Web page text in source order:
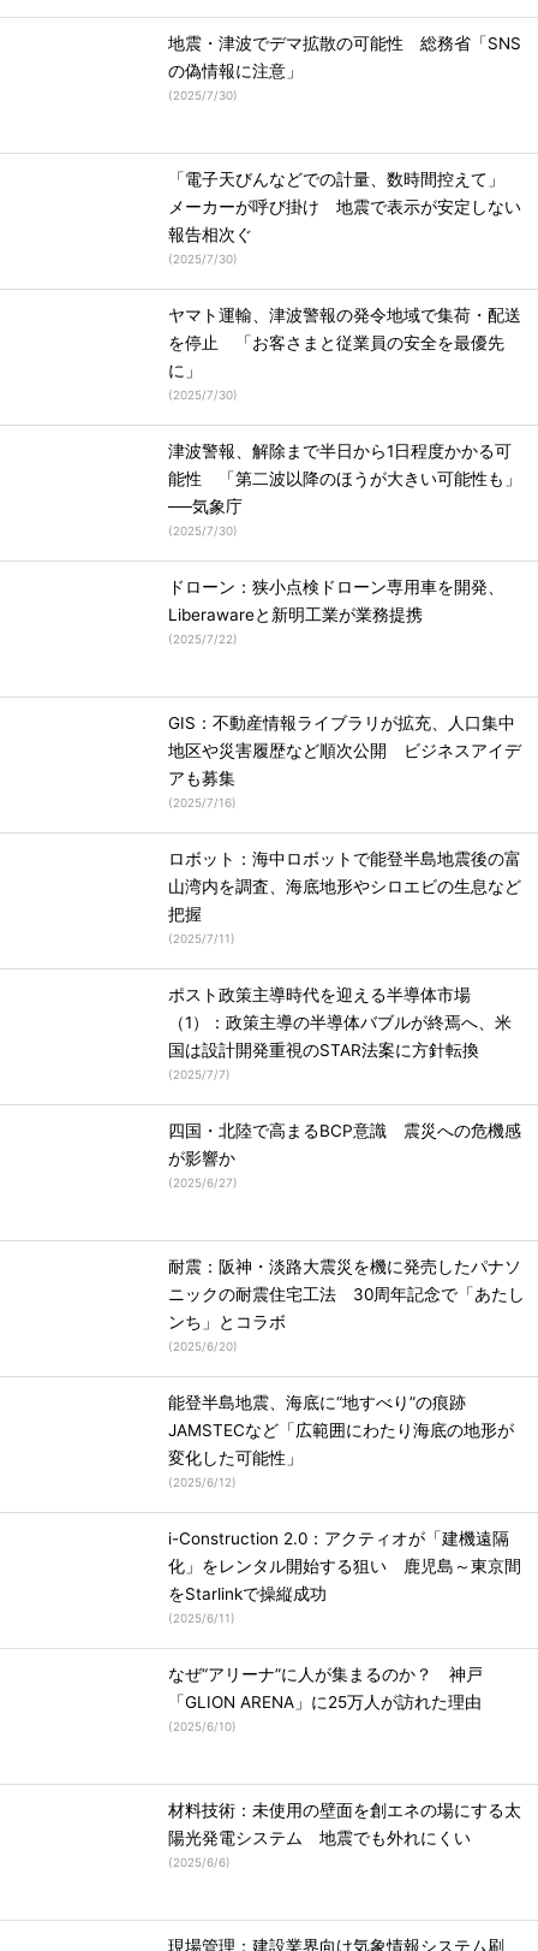
地震・津波でデマ拡散の可能性 総務省「SNS
の偽情報に注意」
(2025/7/30)
「電子天びんなどでの計量、数時間控えて」
メーカーが呼び掛け 地震で表示が安定しない
報告相次ぐ
(2025/7/30)
ヤマト運輸、津波警報の発令地域で集荷・配送
を停止 「お客さまと従業員の安全を最優先
に」
(2025/7/30)
津波警報、解除まで半日から1日程度かかる可
能性 「第二波以降のほうが大きい可能性も」
──気象庁
(2025/7/30)
ドローン：狭小点検ドローン専用車を開発、
Liberawareと新明工業が業務提携
(2025/7/22)
GIS：不動産情報ライブラリが拡充、人口集中
地区や災害履歴など順次公開 ビジネスアイデ
アも募集
(2025/7/16)
ロボット：海中ロボットで能登半島地震後の富
山湾内を調査、海底地形やシロエビの生息など
把握
(2025/7/11)
ポスト政策主導時代を迎える半導体市場
（1）：政策主導の半導体バブルが終焉へ、米
国は設計開発重視のSTAR法案に方針転換
(2025/7/7)
四国・北陸で高まるBCP意識 震災への危機感
が影響か
(2025/6/27)
耐震：阪神・淡路大震災を機に発売したパナソ
ニックの耐震住宅工法 30周年記念で「あたし
ンち」とコラボ
(2025/6/20)
能登半島地震、海底に“地すべり”の痕跡
JAMSTECなど「広範囲にわたり海底の地形が
変化した可能性」
(2025/6/12)
i-Construction 2.0：アクティオが「建機遠隔
化」をレンタル開始する狙い 鹿児島～東京間
をStarlinkで操縦成功
(2025/6/11)
なぜ“アリーナ”に人が集まるのか？ 神戸
「GLION ARENA」に25万人が訪れた理由
(2025/6/10)
材料技術：未使用の壁面を創エネの場にする太
陽光発電システム 地震でも外れにくい
(2025/6/6)
現場管理：建設業界向け気象情報システム刷